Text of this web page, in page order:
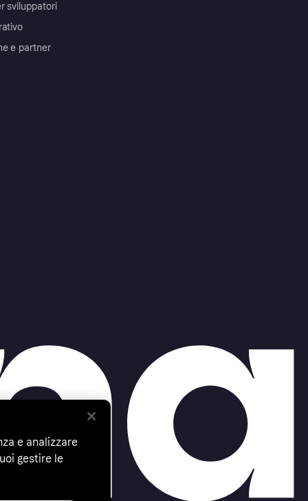
sviluppatori
e partner
e analizzare
gestire le